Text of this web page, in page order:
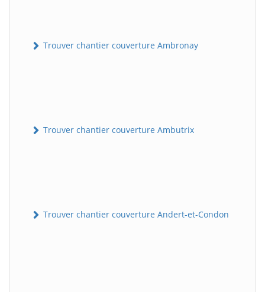
Trouver chantier couverture Ambronay
Trouver chantier couverture Ambutrix
Trouver chantier couverture Andert-et-Condon